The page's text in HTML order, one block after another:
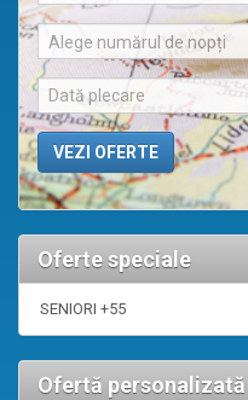
Alege numărul de nopți
Oferte speciale
SENIORI +55
Ofertă personalizată